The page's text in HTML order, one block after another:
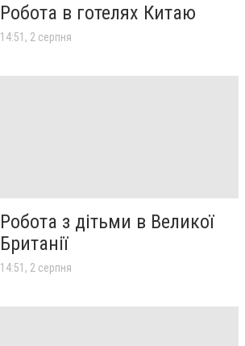
Робота в готелях Китаю
14:51, 2 серпня
Робота з дітьми в Великої
Британії
14:51, 2 серпня